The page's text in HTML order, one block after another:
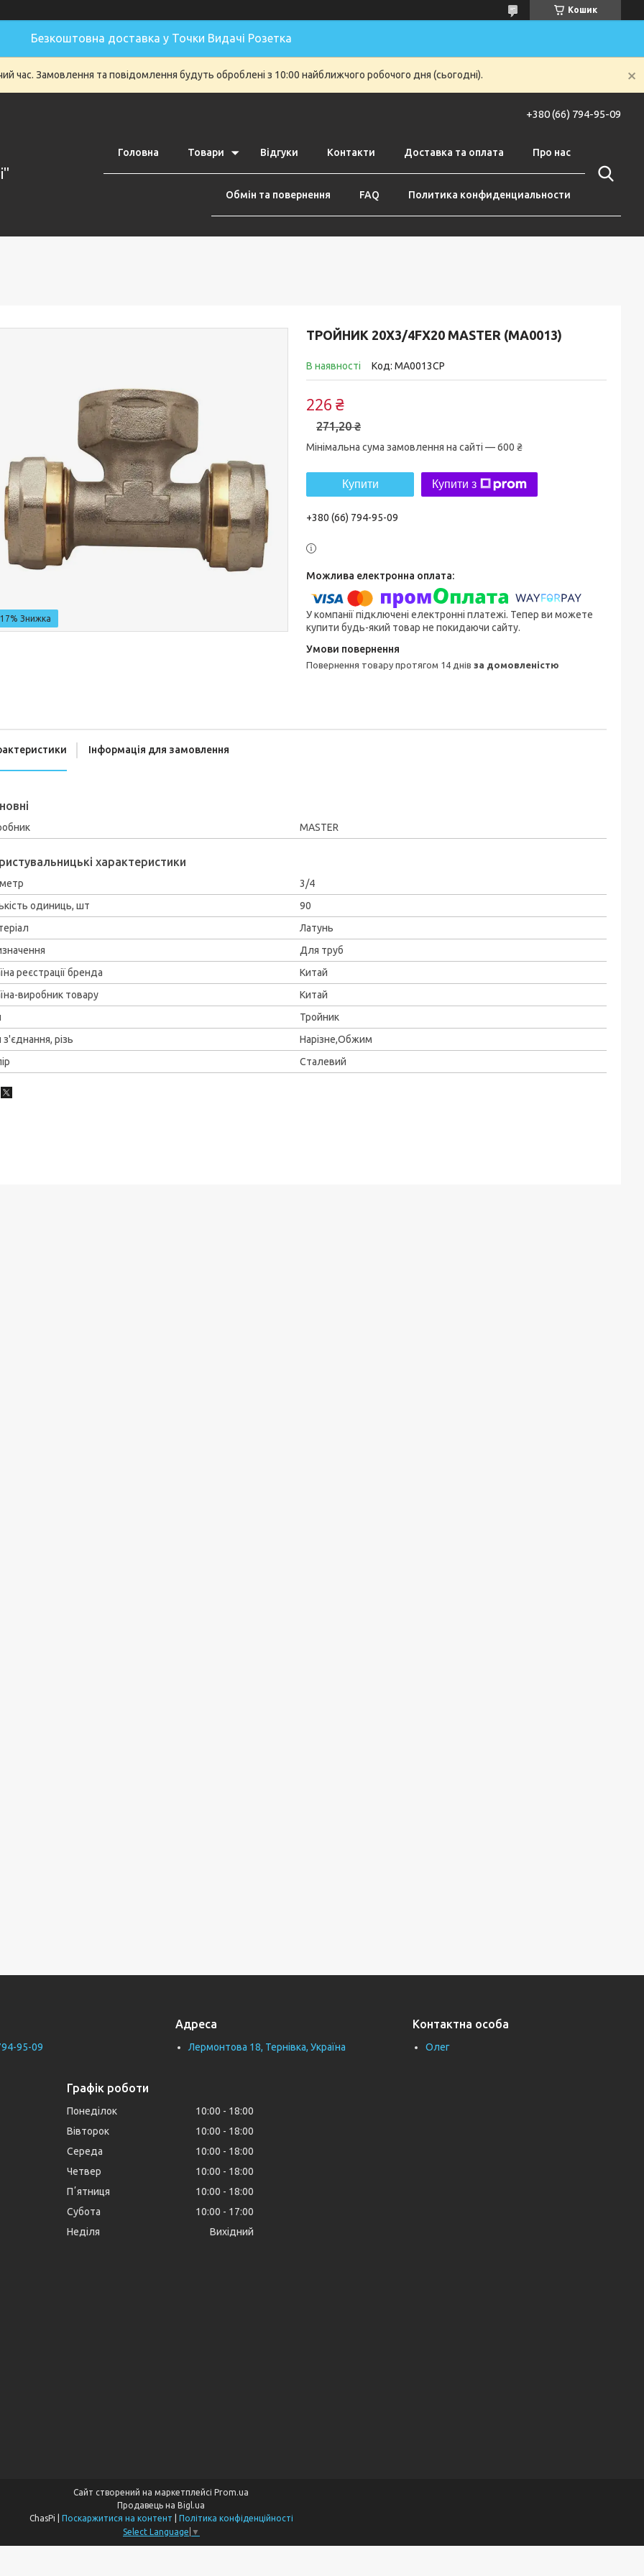
Кошик
Безкоштовна доставка у Точки Видачі Розетка
час. Замовлення та повідомлення будуть оброблені з 10:00 найближчого робочого дня (сьогодні).
+380 (66) 794-95-09
Головна Товари Відгуки Контакти Доставка та оплата Про нас
Обмін та повернення FAQ Политика конфиденциальности
ТРОЙНИК 20X3/4FX20 MASTER (MA0013)
В наявності Код: MA0013CP
271,20 ₴
226 ₴
Мінімальна сума замовлення на сайті — 600 ₴
Купити Купити з
+380 (66) 794-95-09
У компанії підключені електронні платежі. Тепер ви можете
купити будь-який товар не покидаючи сайту.
повернення товару протягом 14 днів за домовленістю
Інформація для замовлення
MASTER
характеристики
3/4
одиниць, шт
90
Латунь
Для труб
реєстрації бренда
Китай
виробник товару
Китай
Тройник
з'єднання, різь
Нарізне,Обжим
Сталевий
95-09
Адреса
Лермонтова 18, Тернівка, Україна
Контактна особа
Олег
Графік роботи
Понеділок 10:00
18:00
Вівторок
10:00
18:00
Середа
10:00
18:00
Четвер
10:00
18:00
Пʼятниця
10:00
18:00
Субота
10:00
17:00
Неділя
Вихідний
Сайт створений на маркетплейсі Prom.ua
Продавець на Bigl.ua
Поскаржитися на контент
Політика конфіденційності
Select Language ▼